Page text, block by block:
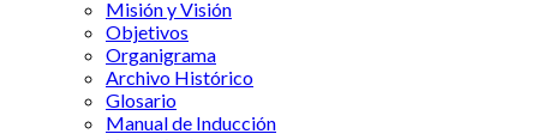
Misión y Visión
Objetivos
Organigrama
Archivo Histórico
Glosario
Manual de Inducción